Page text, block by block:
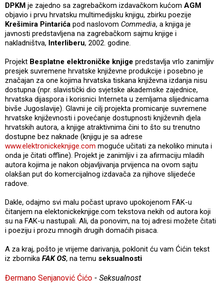
DPKM je zajedno sa zagrebačkom izdavačkom kućom AGM
objavio i prvu hrvatsku multimedijsku knjigu, zbirku poezije
Krešimira Pintarića pod naslovom Commedia, a knjiga je
javnosti predstavljena na zagrebačkom sajmu knjige i
nakladništva, Interliberu, 2002. godine.
Projekt Besplatne elektroničke knjige predstavlja vrlo zanimljiv
presjek suvremene hrvatske književne produkcije i posebno je
značajan za one kojima hrvatska tiskana književna izdanja nisu
dostupna (npr. slavistički dio svjetske akademske zajednice,
hrvatska dijaspora i korisnici Interneta u zemljama slijednicama
bivše Jugoslavije). Glavni je cilj projekta promicanje suvremene
hrvatske književnosti i povećanje dostupnosti književnih djela
hrvatskih autora, a knjige atraktivnima čini to što su trenutno
dostupne bez naknade (knjigu je sa adrese
www.elektronickeknjige.com moguće učitati za nekoliko minuta i
onda je čitati offline). Projekt je zanimljiv i za afirmaciju mladih
autora kojima je nakon objavljivanja prvijenca na ovom sajtu
olakšan put do komercijalnog izdavača za njihove slijedeće
radove.
Dakle, odajmo svi malu počast upravo upokojenom FAK-u
čitanjem na elektonickeknjige.com tekstova nekih od autora koji
su na FAK-u nastupali. Ali, da ponovim, na toj adresi možete čitati
i poeziju i prozu mnogih drugih domaćih pisaca.
A za kraj, pošto je vrijeme darivanja, poklonit ću vam Ćićin tekst
iz zbornika FAK OS, na temu seksualnosti
Đermano Senjanović Ćićo - Seksualnost